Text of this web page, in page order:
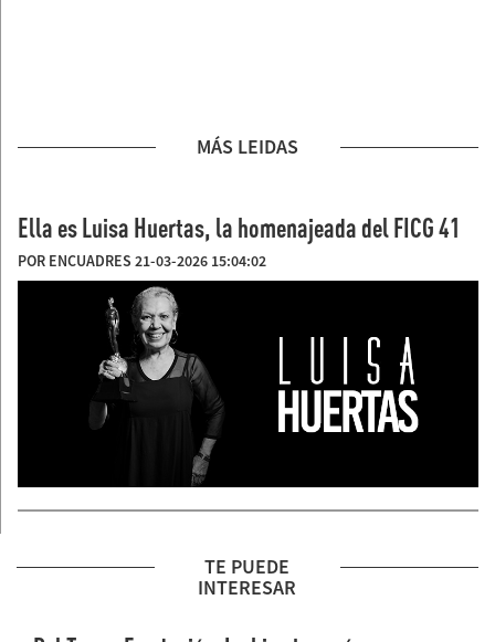
MÁS LEIDAS
Ella es Luisa Huertas, la homenajeada del FICG 41
POR ENCUADRES 21-03-2026 15:04:02
TE PUEDE
INTERESAR